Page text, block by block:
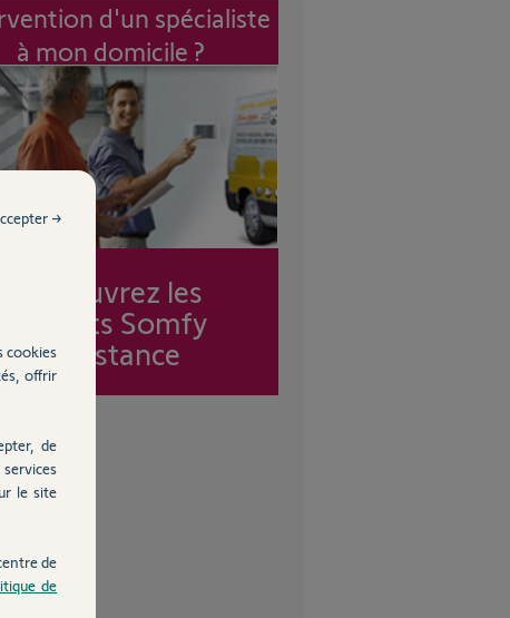
d'un spécialiste
à mon domicile ?
Découvrez les
forfaits Somfy
Assistance
cookies
offrir
de
le site
de
de
→